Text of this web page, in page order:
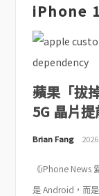
iPhone
蘋果「拔
5G 晶片
Brian Fang
《iPhone News
是 Android，而